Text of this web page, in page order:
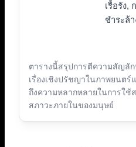
ตารางนี้สรุปการตีความสัญลั
เรื่องเชิงปรัชญาในภาพยนตร์
ถึงความหลากหลายในการใช้
สภาวะภายในของมนุษย์
เรื้อรัง,
ชำระล้า